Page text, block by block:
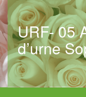
URF- 05
d’urne